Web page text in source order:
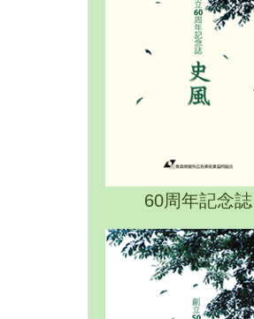
60周年記念誌